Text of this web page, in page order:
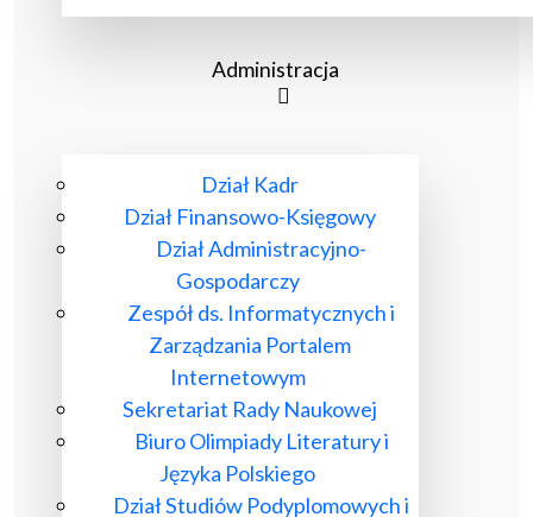
Administracja
Dział Kadr
Dział Finansowo-Księgowy
Dział Administracyjno-
Gospodarczy
Zespół ds. Informatycznych i
Zarządzania Portalem
Internetowym
Sekretariat Rady Naukowej
Biuro Olimpiady Literatury i
Języka Polskiego
Dział Studiów Podyplomowych i